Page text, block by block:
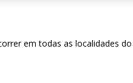
em todas as localidades